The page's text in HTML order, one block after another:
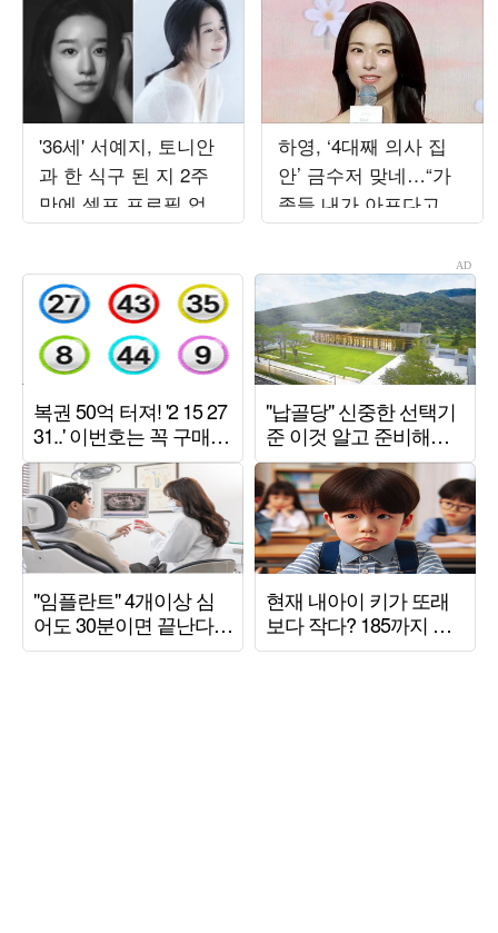
'36세' 서예지, 토니안
과 한 식구 된 지 2주
만에 셀프 프로필 업로
드…평온해진 분위기
하영, ‘4대째 의사 집
안’ 금수저 맞네…“가
족들 내가 아프다고 하
면” (‘옥문아’)